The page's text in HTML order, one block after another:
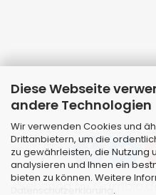
Diese Webseite
andere Technologien
Wir verwenden Cookies und
Drittanbietern, um die
zu gewährleisten, die Nutzung
analysieren und Ihnen ein
bieten zu können. Weitere
.
Webshopby